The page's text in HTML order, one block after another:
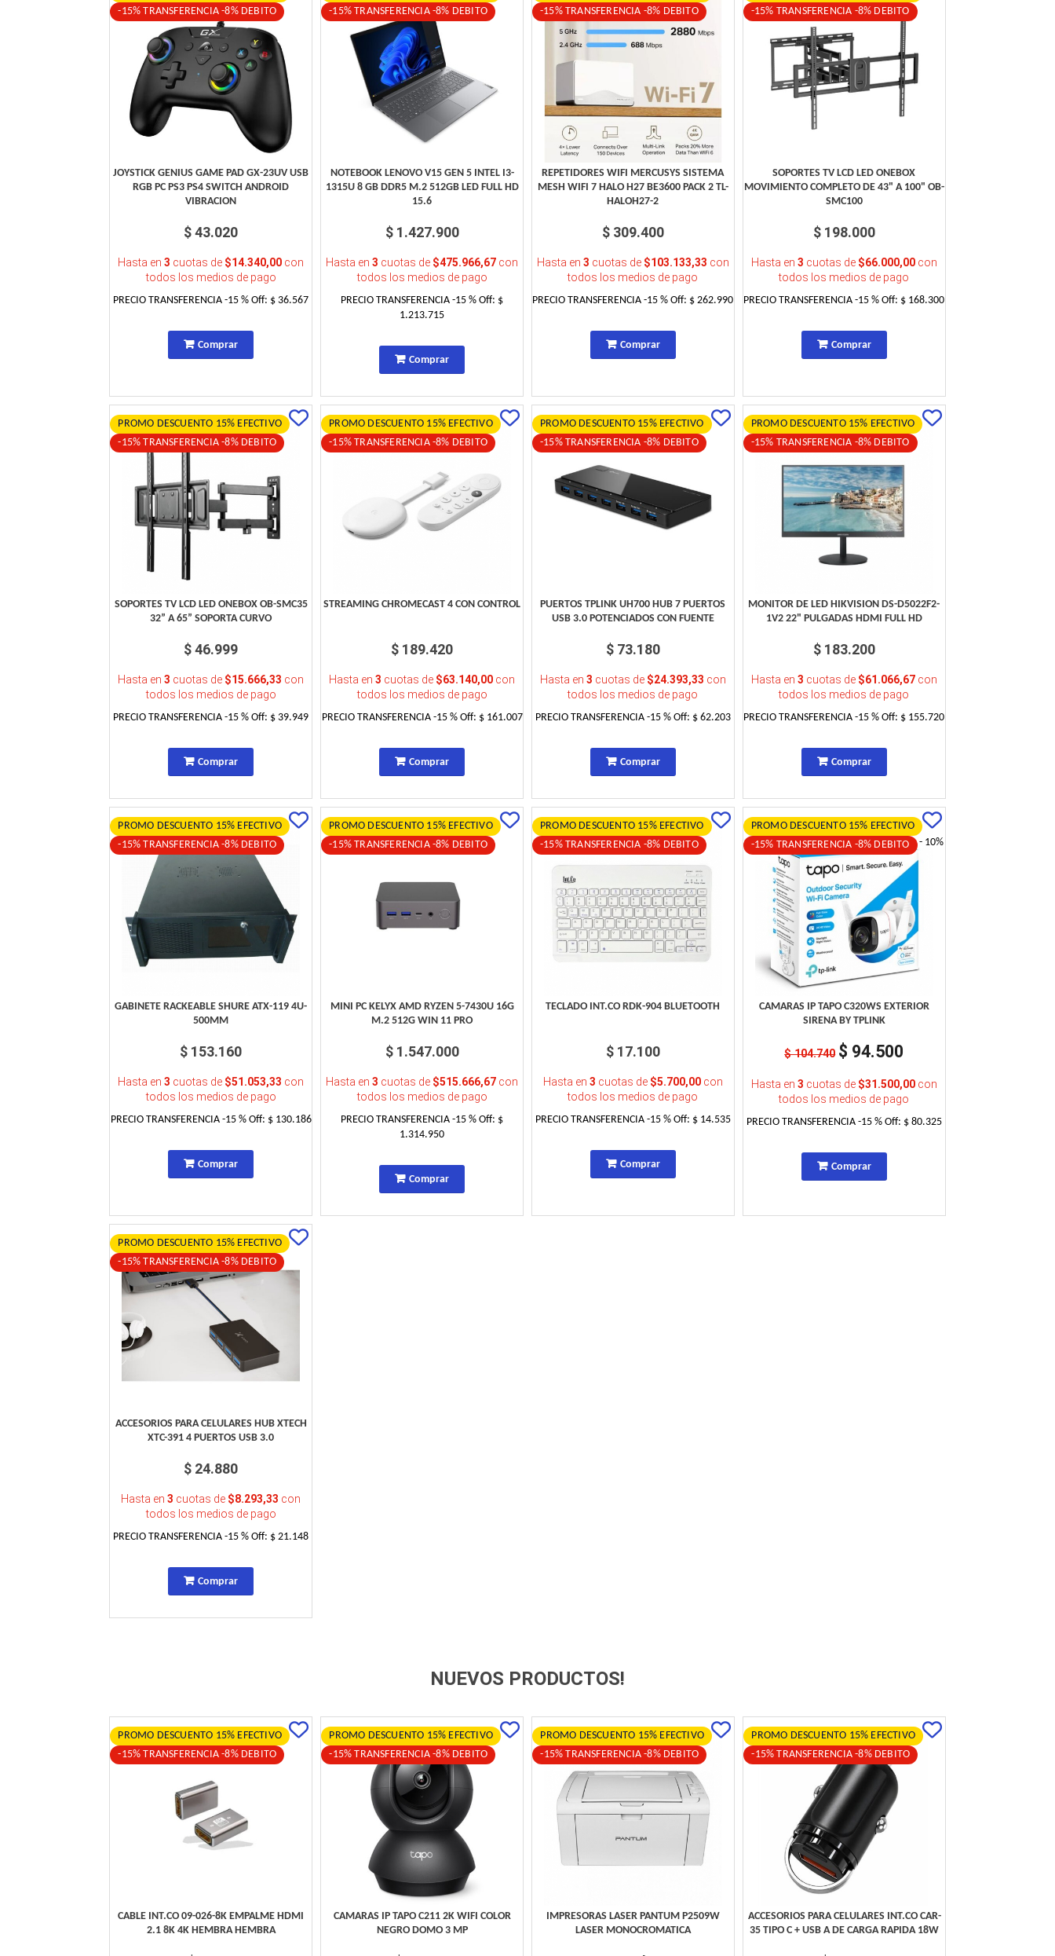
-15% TRANSFERENCIA -8% DEBITO
JOYSTICK GENIUS GAME PAD GX-23UV USB
RGB PC PS3 PS4 SWITCH ANDROID
VIBRACION
$ 43.020
Hasta en3 cuotas de $14.340,00 con
todos los medios de pago
PRECIO TRANSFERENCIA-15 % Off: $ 36.567
Comprar
-15% TRANSFERENCIA -8% DEBITO
NOTEBOOK LENOVO V15 GEN 5 INTEL I3-
1315U 8 GB DDR5 M.2 512GB LED FULL HD
15.6
$ 1.427.900
Hasta en3 cuotas de $475.966,67 con
todos los medios de pago
PRECIO TRANSFERENCIA-15 % Off: $
1.213.715
Comprar
-15% TRANSFERENCIA -8% DEBITO
REPETIDORES WIFI MERCUSYS SISTEMA
MESH WIFI 7 HALO H27 BE3600 PACK 2 TL-
HALOH27-2
$ 309.400
Hasta en 3 cuotas de $103.133,33 con
todos los medios de pago
PRECIO TRANSFERENCIA-15 % Off: $ 262.990
Comprar
-15% TRANSFERENCIA -8% DEBITO
SOPORTES TV LCD LED ONEBOX
MOVIMIENTO COMPLETO DE 43" A 100" OB-
SMC100
$ 198.000
Hasta en 3 cuotas de $66.000,00con
todos los medios de pago
PRECIO TRANSFERENCIA-15 % Off: $ 168.300
Comprar
PROMO DESCUENTO 15% EFECTIVO
-15% TRANSFERENCIA -8% DEBITO
SOPORTES TV LCD LED ONEBOX OB-SMC35
32” A 65” SOPORTA CURVO
$ 46.999
Hasta en3 cuotas de $15.666,33 con
todos los medios de pago
PRECIO TRANSFERENCIA-15 % Off: $ 39.949
Comprar
PROMO DESCUENTO 15% EFECTIVO
-15% TRANSFERENCIA -8% DEBITO
STREAMING CHROMECAST 4 CON CONTROL
$ 189.420
Hasta en3 cuotas de $63.140,00 con
todos los medios de pago
PRECIO TRANSFERENCIA -15% Off: $ 161.007
Comprar
PROMO DESCUENTO 15% EFECTIVO
-15% TRANSFERENCIA -8% DEBITO
PUERTOS TPLINK UH700 HUB 7 PUERTOS
USB 3.0 POTENCIADOS CON FUENTE
$ 73.180
Hasta en 3 cuotas de $24.393,33 con
todos los medios de pago
PRECIO TRANSFERENCIA -15% Off: $ 62.203
Comprar
PROMO DESCUENTO 15% EFECTIVO
-15% TRANSFERENCIA -8% DEBITO
MONITOR DE LED HIKVISION DS-D5022F2-
1V2 22" PULGADAS HDMI FULL HD
$ 183.200
Hasta en 3 cuotas de $61.066,67con
todos los medios de pago
PRECIO TRANSFERENCIA-15 % Off: $ 155.720
Comprar
PROMO DESCUENTO 15% EFECTIVO
-15% TRANSFERENCIA -8% DEBITO
GABINETE RACKEABLE SHURE ATX-119 4U-
500MM
$ 153.160
Hasta en3 cuotas de $51.053,33 con
todos los medios de pago
PRECIO TRANSFERENCIA -15% Off: $ 130.186
Comprar
PROMO DESCUENTO 15% EFECTIVO
-15% TRANSFERENCIA -8% DEBITO
MINI PC KELYX AMD RYZEN 5-7430U 16G
M.2 512G WIN 11 PRO
$ 1.547.000
Hasta en3 cuotas de $515.666,67 con
todos los medios de pago
PRECIO TRANSFERENCIA-15 % Off: $
1.314.950
Comprar
PROMO DESCUENTO 15% EFECTIVO
-15% TRANSFERENCIA -8% DEBITO
TECLADO INT.CO RDK-904 BLUETOOTH
$ 17.100
Hasta en 3 cuotas de $5.700,00con
todos los medios de pago
PRECIO TRANSFERENCIA -15% Off: $ 14.535
Comprar
PROMO DESCUENTO 15% EFECTIVO
-15% TRANSFERENCIA -8% DEBITO
- 10%
CAMARAS IP TAPO C320WS EXTERIOR
SIRENA BY TPLINK
$ 104.740 $ 94.500
Hasta en 3 cuotas de $31.500,00con
todos los medios de pago
PRECIO TRANSFERENCIA -15% Off: $ 80.325
Comprar
PROMO DESCUENTO 15% EFECTIVO
-15% TRANSFERENCIA -8% DEBITO
ACCESORIOS PARA CELULARES HUB XTECH
XTC-391 4 PUERTOS USB 3.0
$ 24.880
Hasta en3 cuotas de $8.293,33 con
todos los medios de pago
PRECIO TRANSFERENCIA-15 % Off: $ 21.148
Comprar
NUEVOS PRODUCTOS!
PROMO DESCUENTO 15% EFECTIVO
-15% TRANSFERENCIA -8% DEBITO
CABLE INT.CO 09-026-8K EMPALME HDMI
2.1 8K 4K HEMBRA HEMBRA
PROMO DESCUENTO 15% EFECTIVO
-15% TRANSFERENCIA -8% DEBITO
CAMARAS IP TAPO C211 2K WIFI COLOR
NEGRO DOMO 3 MP
PROMO DESCUENTO 15% EFECTIVO
-15% TRANSFERENCIA -8% DEBITO
IMPRESORAS LASER PANTUM P2509W
LASER MONOCROMATICA
PROMO DESCUENTO 15% EFECTIVO
-15% TRANSFERENCIA -8% DEBITO
ACCESORIOS PARA CELULARES INT.CO CAR-
35 TIPO C + USB A DE CARGA RAPIDA 18W